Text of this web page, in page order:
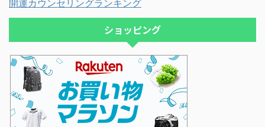
開運カウンセリングランキング
ショッピング